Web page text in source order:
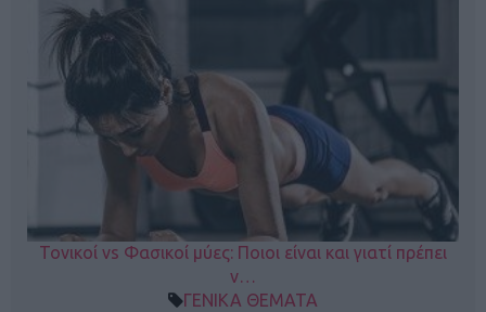
Τονικοί vs Φασικοί μύες: Ποιοι είναι και γιατί πρέπει
ν…
ΓΕΝΙΚΑ ΘΕΜΑΤΑ